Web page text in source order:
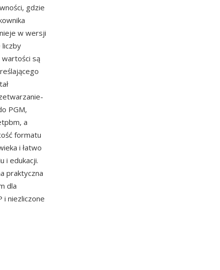
gdzie
w wersji
liczby
są
PGM,
a
formatu
i łatwo
i edukacji.
praktyczna
dla
i niezliczone